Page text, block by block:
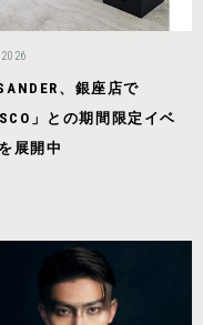
、銀座店で
」との期間限定イベ
展開中